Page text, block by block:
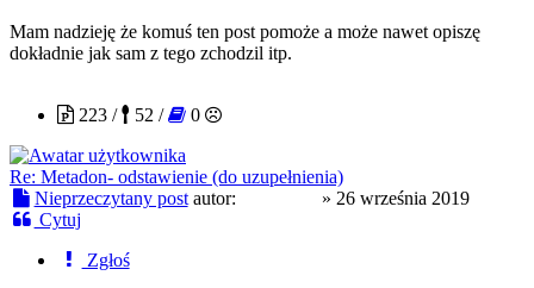
Mam nadzieję że komuś ten post pomoże a może nawet opiszę
dokładnie jak sam z tego zchodzil itp.
223 /
52 / 0
Re: Metadon- odstawienie (do uzupełnienia)
Nieprzeczytany post autor: » 26 września 2019
Cytuj
Zgłoś